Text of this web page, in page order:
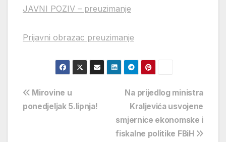
JAVNI POZIV – preuzimanje
Prijavni obrazac preuzimanje
Navigacija
objava
Na prijedlog ministra
Kraljevića usvojene
smjernice ekonomske i
fiskalne politike FBiH
Mirovine u
ponedjeljak 5.lipnja!